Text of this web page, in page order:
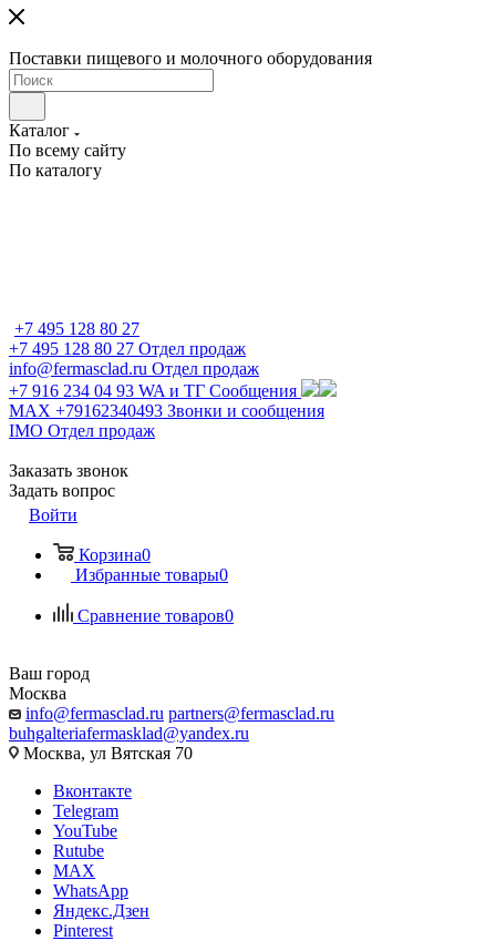
Поставки пищевого и молочного оборудования
Каталог
По всему сайту
По каталогу
+7 495 128 80 27
+7 495 128 80 27 Отдел продаж
info@fermasclad.ru Отдел продаж
+7 916 234 04 93 WA и ТГ Сообщения
MAX +79162340493 Звонки и сообщения
IMO Отдел продаж
Заказать звонок
Задать вопрос
Войти
Корзина0
Избранные товары0
Сравнение товаров0
Ваш город
Москва
info@fermasclad.ru partners@fermasclad.ru
buhgalteriafermasklad@yandex.ru
Москва, ул Вятская 70
Вконтакте
Telegram
YouTube
Rutube
MAX
WhatsApp
Яндекс.Дзен
Pinterest